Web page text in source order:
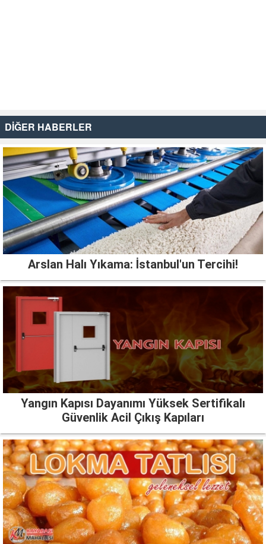
DİĞER HABERLER
Arslan Halı Yıkama: İstanbul'un Tercihi!
Yangın Kapısı Dayanımı Yüksek Sertifikalı
Güvenlik Acil Çıkış Kapıları